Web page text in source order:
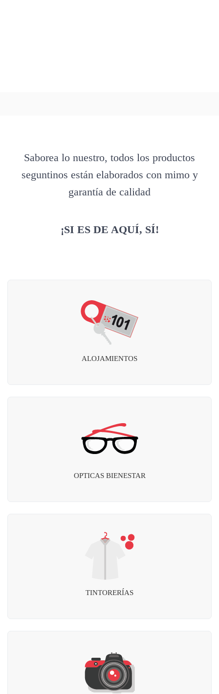
Saborea lo nuestro, todos los productos
seguntinos están elaborados con mimo y
garantía de calidad
¡SI ES DE AQUÍ, SÍ!
ALOJAMIENTOS
OPTICAS BIENESTAR
TINTORERÍAS